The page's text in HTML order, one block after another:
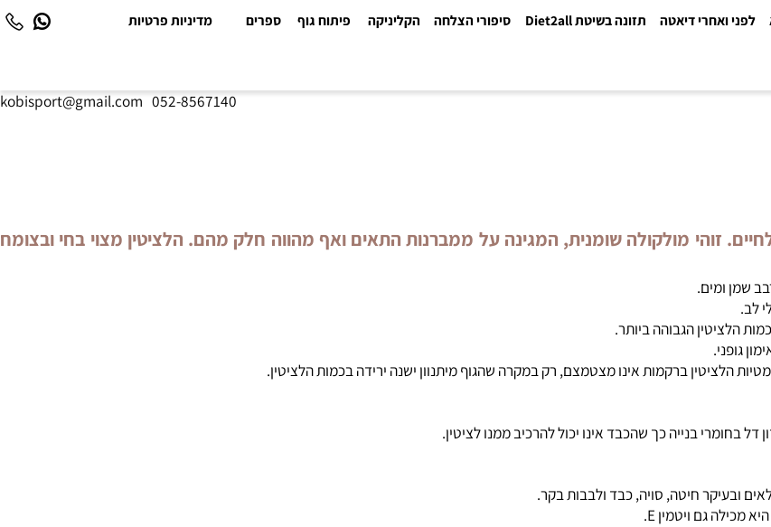
ואחרי דיאטה תזונה בשיטת Diet2all סיפורי הצלחה הקליניקה פיתוח גוף ספרים מדיניות פרטיות
kobisport@gmail.com |052-8567140
זוהי מולקולה שומנית, המגינה על ממברנות התאים ואף מהווה חלק מהם. הלציטין מצוי בחי ובצומח
הגבוהה ביותר.
ברקמות אינו מצטמצם, רק במקרה שהגוף מיתנוון ישנה ירידה בכמות הלציטין.
בנייה כך שהכבד אינו יכול להרכיב ממנו לציטין.
חיטה, סויה, כבד ולבבות בקר.